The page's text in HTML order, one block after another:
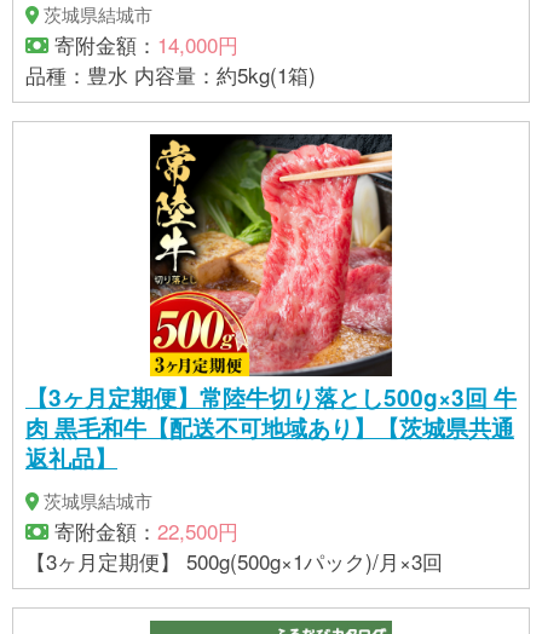
茨城県結城市
寄附金額： 14,000円
品種：豊水 内容量：約5kg(1箱)
【3ヶ月定期便】常陸牛切り落とし500g×3回 牛
肉 黒毛和牛【配送不可地域あり】【茨城県共通
返礼品】
茨城県結城市
寄附金額： 22,500円
【3ヶ月定期便】 500g(500g×1パック)/月×3回